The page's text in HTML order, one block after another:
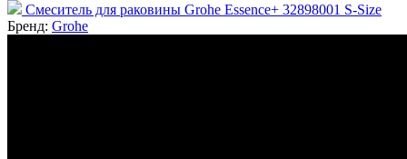
Смеситель для раковины Grohe Essence+ 32898001 S-Size
Бренд: Grohe